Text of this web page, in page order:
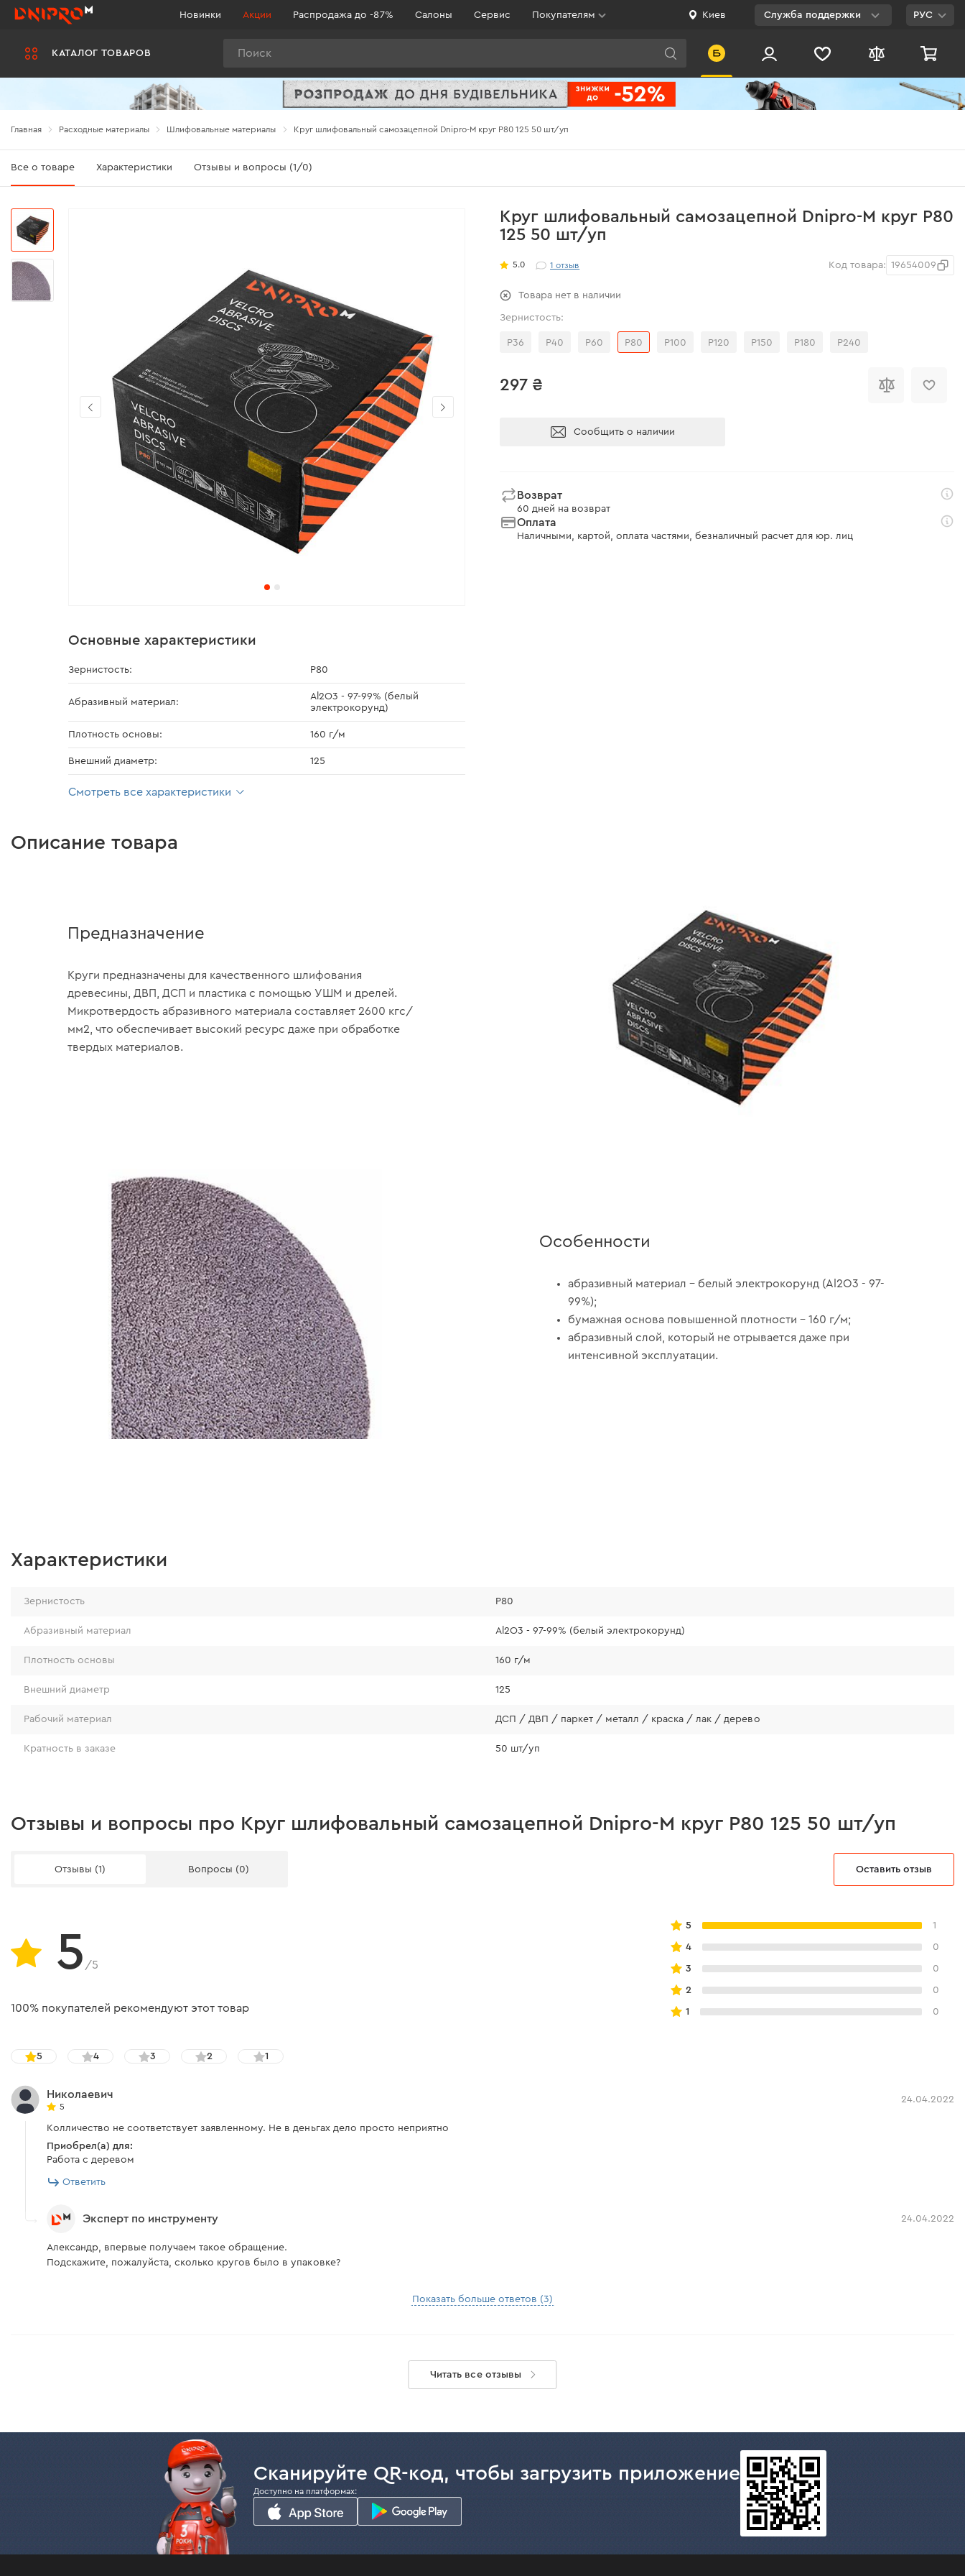
КАТАЛОГ ТОВАРОВ
Новинки Акции Распродажа до -87% Салоны Сервис Покупателям Киев Служба поддержки
0 800 200 500
Бесплатно по
РУС
Главная Расходные материалы Шлифовальные материалы Круг шлифовальный самозацепной Dnipro-M круг Р80 125 50 шт/уп
Все о товаре Характеристики Отзывы и вопросы (1/0)
Круг шлифовальный самозацепной Dnipro-M круг Р80
125 50 шт/уп
5.0 1отзыв Код товара: 19654009
Товара нет в наличии
Зернистость:
Р36 Р40 Р60 Р80 Р100 Р120 Р150 Р180 Р240
297 ₴
Сообщить о наличии
Возврат
60 дней на возврат
Оплата
Наличными, картой, оплата частями, безналичный расчет для юр. лиц
Основные характеристики
Зернистость: Р80
Абразивный материал:
Al2O3 - 97-99% (белый
электрокорунд)
Плотность основы: 160 г/м
Внешний диаметр: 125
Смотреть все характеристики
Описание товара
Предназначение
Круги предназначены для качественного шлифования
древесины, ДВП, ДСП и пластика с помощью УШМ и дрелей.
Микротвердость абразивного материала составляет 2600 кгс/
мм2, что обеспечивает высокий ресурс даже при обработке
твердых материалов.
Особенности
абразивный материал – белый электрокорунд (Al2O3 - 97-
99%);
бумажная основа повышенной плотности – 160 г/м;
абразивный слой, который не отрывается даже при
интенсивной эксплуатации.
Характеристики
Зернистость Р80
Абразивный материал Al2O3 - 97-99% (белый электрокорунд)
Плотность основы 160 г/м
Внешний диаметр 125
Рабочий материал ДСП / ДВП / паркет / металл / краска / лак / дерево
Кратность в заказе 50 шт/уп
Отзывы и вопросы про Круг шлифовальный самозацепной Dnipro-M круг Р80 125 50 шт/уп
Отзывы (1) Вопросы (0) Оставить отзыв
5 /5
100% покупателей рекомендуют этот товар
5 1
4 0
3 0
2 0
1 0
5 4 3 2 1
Николаевич
5
24.04.2022
Колличество не соответствует заявленному. Не в деньгах дело просто неприятно
Приобрел(а) для:
Работа с деревом
Ответить
Эксперт по инструменту 24.04.2022
Александр, впервые получаем такое обращение.
Подскажите, пожалуйста, сколько кругов было в упаковке?
Показать больше ответов (3)
Читать все отзывы
Сканируйте QR-код, чтобы загрузить приложение
Доступно на платформах: